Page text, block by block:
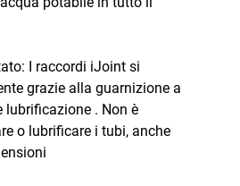
I raccordi iJoint si
grazie alla guarnizione a
lubrificazione . Non è
o lubrificare i tubi, anche